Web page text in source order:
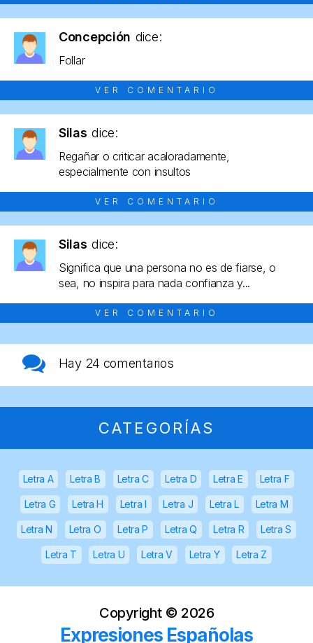
Concepción dice:
Follar
VER COMENTARIO
Silas dice:
Regañar o criticar acaloradamente,
especialmente con insultos
VER COMENTARIO
Silas dice:
Significa que una persona no es de fiarse, o
sea, no inspira para nada confianza y...
VER COMENTARIO
Hay 24 comentarios
CATEGORÍAS
Letra A Letra B Letra C Letra D Letra E Letra F
Letra G Letra H Letra I Letra J Letra L Letra M
Letra N Letra O Letra P Letra Q Letra R Letra S
Letra T Letra U Letra V Letra Y Letra Z
Copyright © 2026
Expresiones Españolas